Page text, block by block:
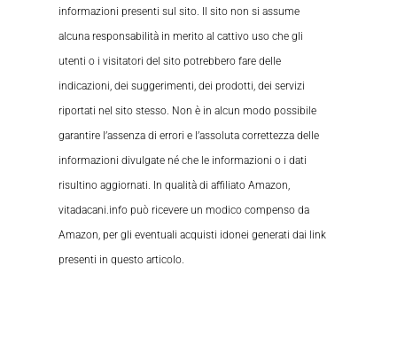
informazioni presenti sul sito. Il sito non si assume
alcuna responsabilità in merito al cattivo uso che gli
utenti o i visitatori del sito potrebbero fare delle
indicazioni, dei suggerimenti, dei prodotti, dei servizi
riportati nel sito stesso. Non è in alcun modo possibile
garantire l’assenza di errori e l’assoluta correttezza delle
informazioni divulgate né che le informazioni o i dati
risultino aggiornati. In qualità di affiliato Amazon,
vitadacani.info può ricevere un modico compenso da
Amazon, per gli eventuali acquisti idonei generati dai link
presenti in questo articolo.